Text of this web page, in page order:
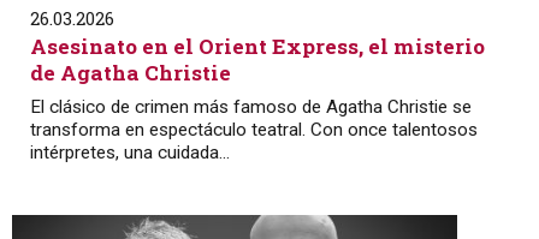
26.03.2026
Asesinato en el Orient Express, el misterio
de Agatha Christie
El clásico de crimen más famoso de Agatha Christie se
transforma en espectáculo teatral. Con once talentosos
intérpretes, una cuidada...